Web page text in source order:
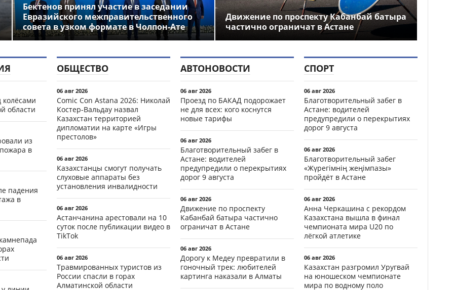
Бектенов принял участие в заседании
Евразийского межправительственного
совета в узком формате в Чолпон-Ате
Движение по проспекту Кабанбай батыра
частично ограничат в Астане
области
из
в
падения
в
ОБЩЕСТВО
06 авг 2026
Comic Con Astana 2026: Николай
Костер-Вальдау назвал
Казахстан территорией
дипломатии на карте «Игры
престолов»
06 авг 2026
Казахстанцы смогут получать
слуховые аппараты без
установления инвалидности
06 авг 2026
Астанчанина арестовали на 10
суток после публикации видео в
TikTok
06 авг 2026
Травмированных туристов из
России спасли в горах
Алматинской области
АВТОНОВОСТИ
06 авг 2026
Проезд по БАКАД подорожает
не для всех: кого коснутся
новые тарифы
06 авг 2026
Благотворительный забег в
Астане: водителей
предупредили о перекрытиях
дорог 9 августа
06 авг 2026
Движение по проспекту
Кабанбай батыра частично
ограничат в Астане
06 авг 2026
Дорогу к Медеу превратили в
гоночный трек: любителей
картинга наказали в Алматы
СПОРТ
06 авг 2026
Благотворительный забег в
Астане: водителей
предупредили о перекрытиях
дорог 9 августа
06 авг 2026
Благотворительный забег
«Жүрегімнің жеңімпазы»
пройдёт в Астане
06 авг 2026
Анна Черкашина с рекордом
Казахстана вышла в финал
чемпионата мира U20 по
лёгкой атлетике
06 авг 2026
Казахстан разгромил Уругвай
на юношеском чемпионате
мира по водному поло